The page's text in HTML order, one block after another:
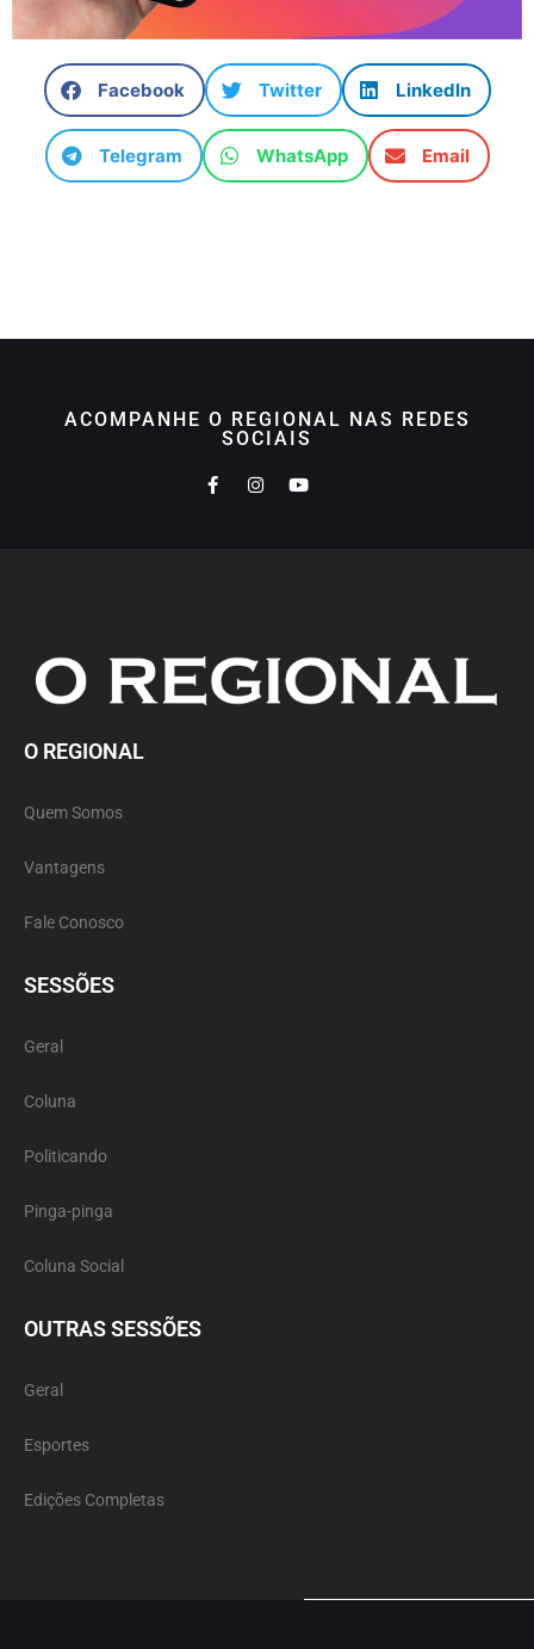
Facebook Twitter LinkedIn
Telegram WhatsApp Email
ACOMPANHE O REGIONAL NAS REDES
SOCIAIS
O REGIONAL
Quem Somos
Vantagens
Fale Conosco
SESSÕES
Geral
Coluna
Politicando
Pinga-pinga
Coluna Social
OUTRAS SESSÕES
Geral
Esportes
Edições Completas